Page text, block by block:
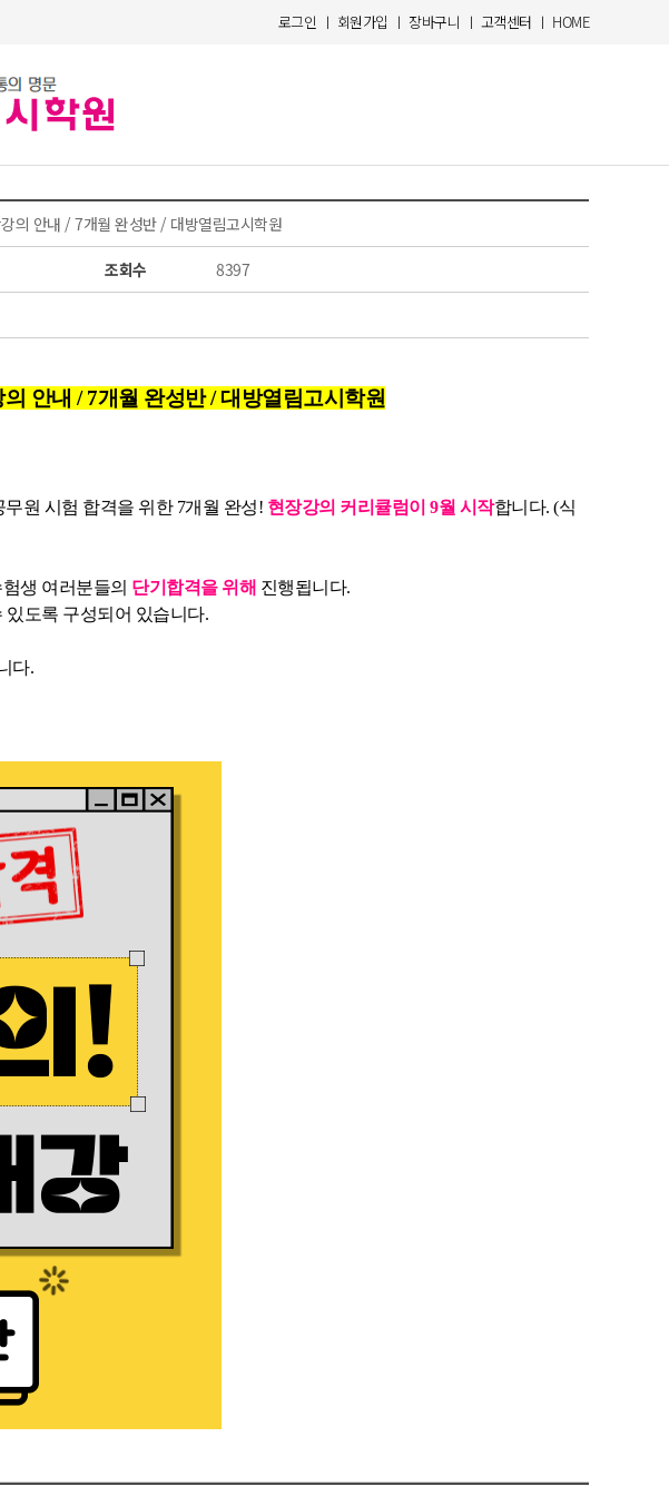
로그인 ㅣ 회원가입 ㅣ 장바구니 ㅣ 고객센터 ㅣ HOME
의 안내 / 7개월 완성반 / 대방열림고시학원
조회수 8397
안내 / 7개월 완성반 / 대방열림고시학원
원 시험 합격을 위한 7개월 완성! 현장강의 커리큘럼이 9월 시작합니다. (식
생 여러분들의 단기합격을 위해 진행됩니다.
있도록 구성되어 있습니다.
다.